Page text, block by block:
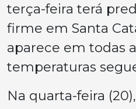
terça-feira terá
firme em Santa
aparece em todas
temperaturas
Na quarta-feira